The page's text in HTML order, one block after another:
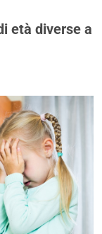
età diverse a